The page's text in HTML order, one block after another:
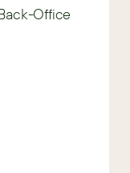
Office